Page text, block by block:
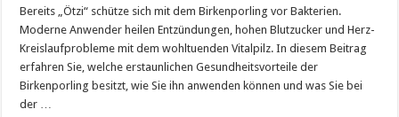
Bereits „Ötzi“ schütze sich mit dem Birkenporling vor Bakterien.
Moderne Anwender heilen Entzündungen, hohen Blutzucker und Herz-
Kreislaufprobleme mit dem wohltuenden Vitalpilz. In diesem Beitrag
erfahren Sie, welche erstaunlichen Gesundheitsvorteile der
Birkenporling besitzt, wie Sie ihn anwenden können und was Sie bei
der …